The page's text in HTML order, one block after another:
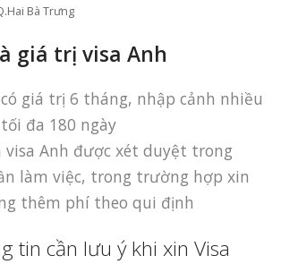
Bà Trưng
giá trị visa Anh
giá trị 6 tháng, nhập cảnh nhiều
đa 180 ngày
visa Anh được xét duyệt trong
làm việc, trong trường hợp xin
thêm phí theo qui định
tin cần lưu ý khi xin Visa